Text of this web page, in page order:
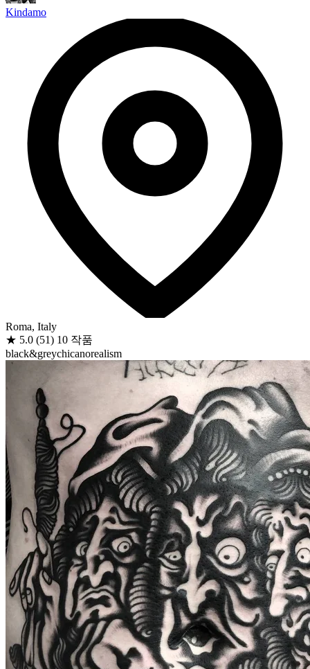
Kindamo
Roma, Italy
★ 5.0 (51) 10 작품
black&greychicanorealism